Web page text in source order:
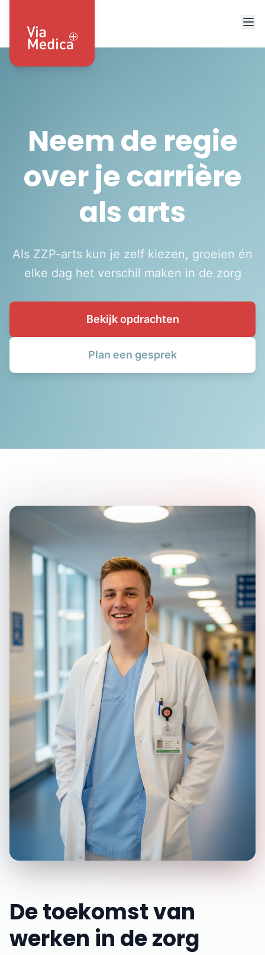
Neem de regie
over je carrière
als arts
Als ZZP-arts kun je zelf kiezen, groeien én
elke dag het verschil maken in de zorg
Bekijk opdrachten
Plan een gesprek
De toekomst van
werken in de zorg